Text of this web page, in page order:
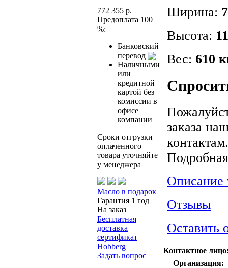
772 355 р.
Предоплата 100
%:
Банковский
перевод
Наличными
или
кредитной
картой без
комиссии в
офисе
компании
Сроки отгрузки
оплаченного
товара уточняйте
у менеджера
Масло в подарок
Гарантия 1 год
На заказ
Бесплатная
доставка
сертификат
Hobberg
Задать вопрос
Ширина:
Высота:
Вес: 610
заказа
контактам.
Описание
Отзывы
Оставить
Контактное
Организация: